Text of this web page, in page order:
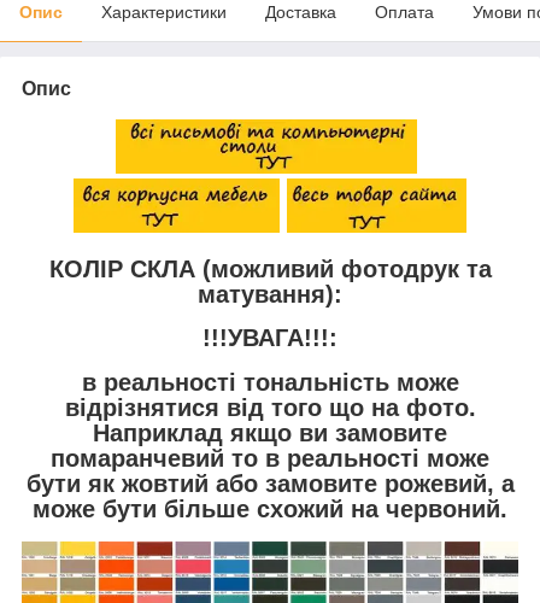
Опис Характеристики Доставка Оплата Умови
Опис
КОЛІР СКЛА (можливий фотодрук та
матування):
!!!УВАГА!!!:
в реальності тональність може
відрізнятися від того що на фото.
Наприклад якщо ви замовите
помаранчевий то в реальності може
бути як жовтий або замовите рожевий, а
може бути більше схожий на червоний.